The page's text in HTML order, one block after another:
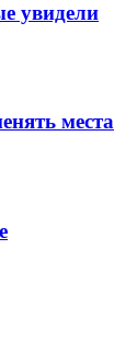
увидели
места